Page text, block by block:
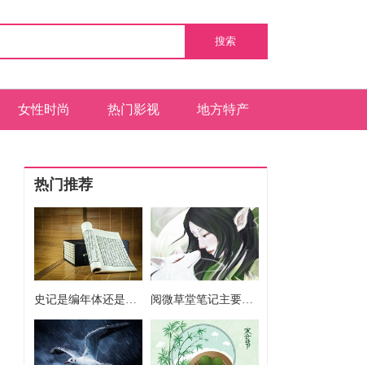
搜索
女性时尚 热门影视 地方特产
热门推荐
史记是编年体还是纪传体 史记是不是编年体还是纪传体 阅微草堂笔记主要讲述了什么 阅微草堂笔记主要内容